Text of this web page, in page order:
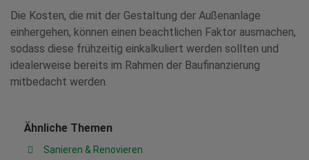
Die Kosten, die mit der Gestaltung der Außenanlage
einhergehen, können einen beachtlichen Faktor ausmachen,
sodass diese frühzeitig einkalkuliert werden sollten und
idealerweise bereits im Rahmen der Baufinanzierung
mitbedacht werden.
Ähnliche Themen
Sanieren & Renovieren